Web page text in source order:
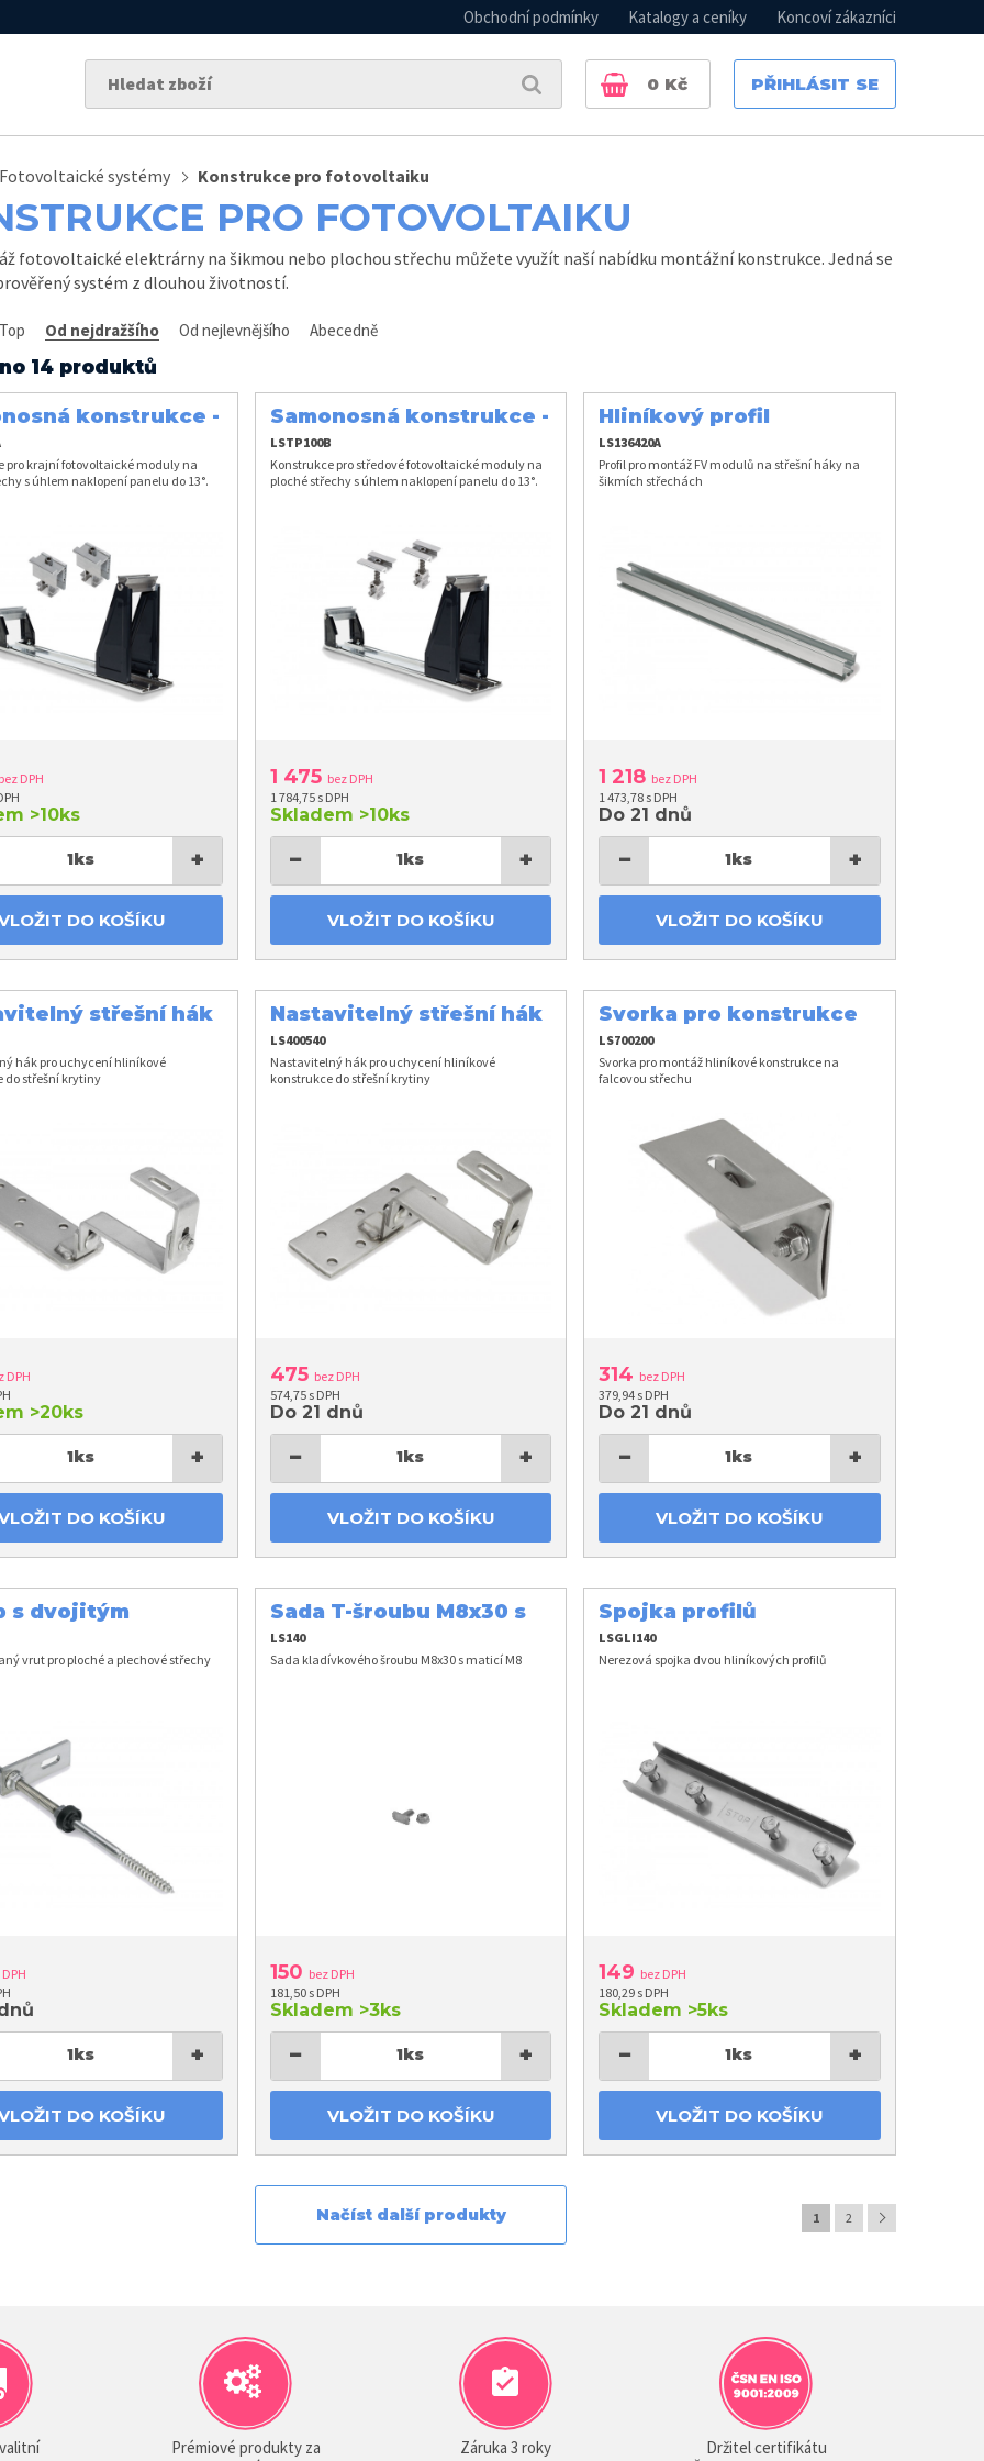
Obchodní podmínky Katalogy a ceníky Koncoví zákazníci
PŘIHLÁSIT SE
0 Kč
Fotovoltaické systémy Konstrukce pro fotovoltaiku
PRO FOTOVOLTAIKU
fotovoltaické elektrárny na šikmou nebo plochou střechu můžete využít naší nabídku montážní konstrukce. Jedná se
systém z dlouhou životností.
Top Od nejdražšího Od nejlevnějšího Abecedně
14 produktů
konstrukce -
pro krajní fotovoltaické moduly na
s úhlem naklopení panelu do 13°.
bez DPH
>10ks
1ks +
DO KOŠÍKU
Samonosná konstrukce -
středová
LSTP100B
Konstrukce pro středové fotovoltaické moduly na
ploché střechy s úhlem naklopení panelu do 13°.
1 475 bez DPH
1 784,75 s DPH
Skladem >10ks
− 1ks +
VLOŽIT DO KOŠÍKU
Hliníkový profil
LS136420A
Profil pro montáž FV modulů na střešní háky na
šikmích střechách
1 218 bez DPH
1 473,78 s DPH
Do 21 dnů
− 1ks +
VLOŽIT DO KOŠÍKU
střešní hák
hák pro uchycení hliníkové
do střešní krytiny
DPH
>20ks
1ks +
DO KOŠÍKU
Nastavitelný střešní hák
LS400540
Nastavitelný hák pro uchycení hliníkové
konstrukce do střešní krytiny
475 bez DPH
574,75 s DPH
Do 21 dnů
− 1ks +
VLOŽIT DO KOŠÍKU
Svorka pro konstrukce
LS700200
Svorka pro montáž hliníkové konstrukce na
falcovou střechu
314 bez DPH
379,94 s DPH
Do 21 dnů
− 1ks +
VLOŽIT DO KOŠÍKU
s dvojitým
vrut pro ploché a plechové střechy
1ks +
DO KOŠÍKU
Sada T-šroubu M8x30 s
maticí
LS140
Sada kladívkového šroubu M8x30 s maticí M8
150 bez DPH
181,50 s DPH
Skladem >3ks
− 1ks +
VLOŽIT DO KOŠÍKU
Spojka profilů
LSGLI140
Nerezová spojka dvou hliníkových profilů
149 bez DPH
180,29 s DPH
Skladem >5ks
− 1ks +
VLOŽIT DO KOŠÍKU
Načíst další produkty 1 2
Prémiové produkty za
Záruka 3 roky
Držitel certifikátu